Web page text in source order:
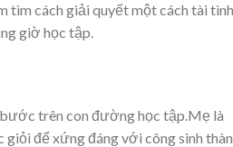
tìm cách giải quyết một cách tài
giờ học tập.
trên con đường học tập.Mẹ là
giỏi để xứng đáng với công sinh